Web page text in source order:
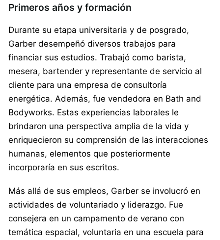
Primeros años y formación
Durante su etapa universitaria y de posgrado,
Garber desempeñó diversos trabajos para
financiar sus estudios. Trabajó como barista,
mesera, bartender y representante de servicio al
cliente para una empresa de consultoría
energética. Además, fue vendedora en Bath and
Bodyworks. Estas experiencias laborales le
brindaron una perspectiva amplia de la vida y
enriquecieron su comprensión de las interacciones
humanas, elementos que posteriormente
incorporaría en sus escritos.
Más allá de sus empleos, Garber se involucró en
actividades de voluntariado y liderazgo. Fue
consejera en un campamento de verano con
temática espacial, voluntaria en una escuela para